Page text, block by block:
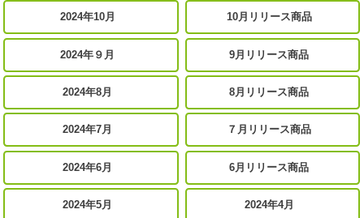
2024年10月 10月リリース商品
2024年９月 9月リリース商品
2024年8月 8月リリース商品
2024年7月 ７月リリース商品
2024年6月 6月リリース商品
2024年5月 2024年4月